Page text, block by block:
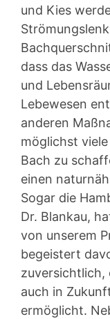
und Kies
dass das
und
Lebewesen
anderen
möglichst
Bach zu
einen
Sogar die
Dr. Blankau,
von unserem
begeistert
zuversichtlich,
auch in
ermöglicht.